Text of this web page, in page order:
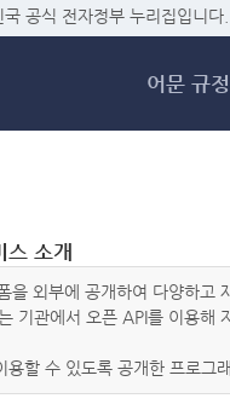
메
공식 전자정부 누리집입니다.
어문 규정
스 소개
을 외부에 공개하여 다양하
기관에서 오픈 API를 이용해
할 수 있도록 공개한 프로그